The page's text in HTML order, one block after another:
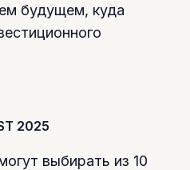
будущем, куда
2025
выбирать из 10